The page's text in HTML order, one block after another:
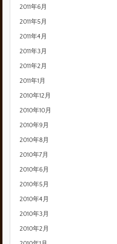
2011年6月
2011年5月
2011年4月
2011年3月
2011年2月
2011年1月
2010年12月
2010年10月
2010年9月
2010年8月
2010年7月
2010年6月
2010年5月
2010年4月
2010年3月
2010年2月